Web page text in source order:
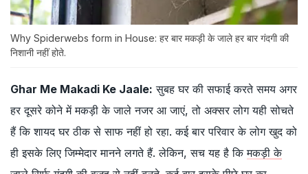
Why Spiderwebs form in House: हर बार मकड़ी के जाले हर बार गंदगी की
निशानी नहीं होते.
Ghar Me Makadi Ke Jaale: सुबह घर की सफाई करते समय अगर
हर दूसरे कोने में मकड़ी के जाले नजर आ जाएं, तो अक्सर लोग यही सोचते
हैं कि शायद घर ठीक से साफ नहीं हो रहा. कई बार परिवार के लोग खुद को
ही इसके लिए जिम्मेदार मानने लगते हैं. लेकिन, सच यह है किमकड़ी के